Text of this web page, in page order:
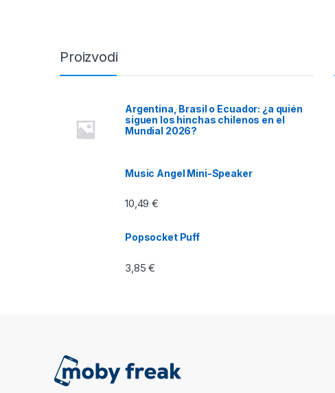
Proizvodi
Argentina, Brasil o Ecuador: ¿a quién
siguen los hinchas chilenos en el
Mundial 2026?
Music Angel Mini-Speaker
10,49€
Popsocket Puff
3,85€